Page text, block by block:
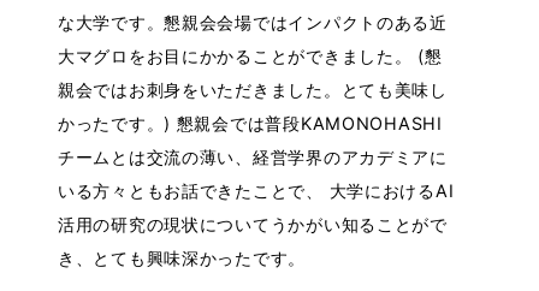
な大学です。懇親会会場ではインパクトのある近
大マグロをお目にかかることができました。 (懇
親会ではお刺身をいただきました。とても美味し
かったです。) 懇親会では普段KAMONOHASHI
チームとは交流の薄い、経営学界のアカデミアに
いる方々ともお話できたことで、 大学におけるAI
活用の研究の現状についてうかがい知ることがで
き、とても興味深かったです。